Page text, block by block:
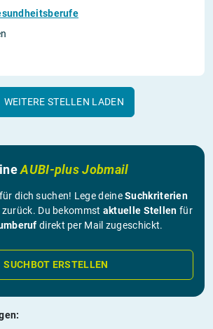
WEITERE STELLEN LADEN
AUBI-plus Jobmail
für dich suchen! Lege deineSuchkriterien
Du bekommst aktuelle Stellen für
direkt per Mail zugeschickt.
SUCHBOT ERSTELLEN